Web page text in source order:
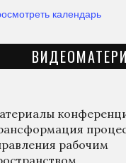
календарь
рабочим